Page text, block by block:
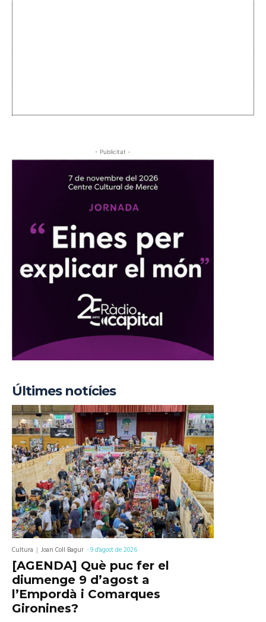
- Publicitat -
Últimes notícies
Cultura Joan Coll Bagur -9 d'agost de 2026
[AGENDA] Què puc fer el
diumenge 9 d’agost a
l’Empordà i Comarques
Gironines?